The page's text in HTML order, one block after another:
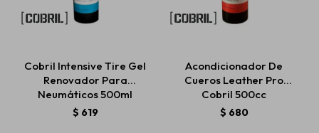
Cobril Intensive Tire Gel
Renovador Para
Neumáticos 500ml
$ 619
Acondicionador De
Cueros Leather Pro
Cobril 500cc
$ 680